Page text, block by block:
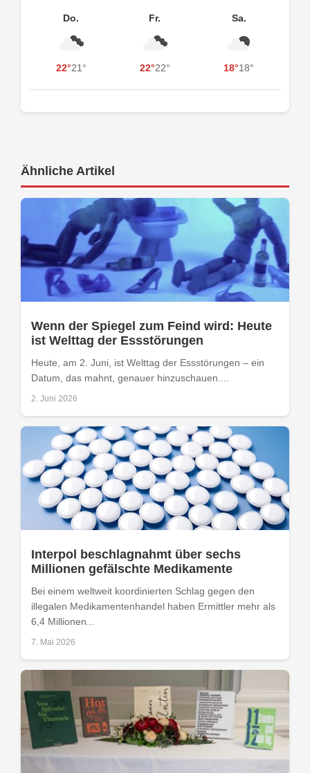
Do.
22°21°
Fr.
22°22°
Sa.
18°18°
Ähnliche Artikel
Wenn der Spiegel zum Feind wird: Heute
ist Welttag der Essstörungen
Heute, am 2. Juni, ist Welttag der Essstörungen – ein
Datum, das mahnt, genauer hinzuschauen....
2. Juni 2026
Interpol beschlagnahmt über sechs
Millionen gefälschte Medikamente
Bei einem weltweit koordinierten Schlag gegen den
illegalen Medikamentenhandel haben Ermittler mehr als
6,4 Millionen...
7. Mai 2026